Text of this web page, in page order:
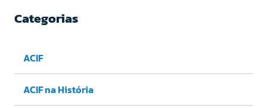
Categorias
ACIF
ACIF na História